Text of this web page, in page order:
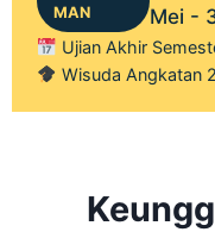
MAN
Mei -
Ujian Akhir
Wisuda Angkatan